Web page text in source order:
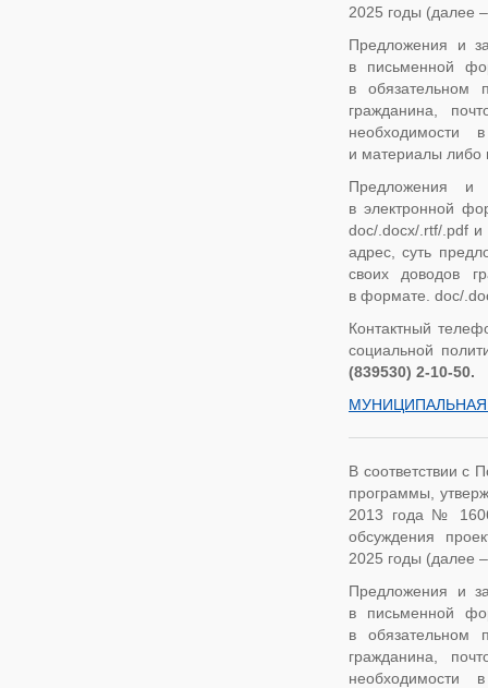
2025 годы (далее
Предложения и
в письменной
в обязательном
гражданина,
необходимости
и материалы либо
Предложения и
в электронной
doc/.docx/.rtf/.pdf
адрес, суть
своих доводов
в формате. doc/
Контактный
социальной
(839530) 2-10-50.
МУНИЦИПАЛЬНАЯ
В соответствии с
программы,
2013 года №
обсуждения
2025 годы (далее
Предложения и
в письменной
в обязательном
гражданина,
необходимости